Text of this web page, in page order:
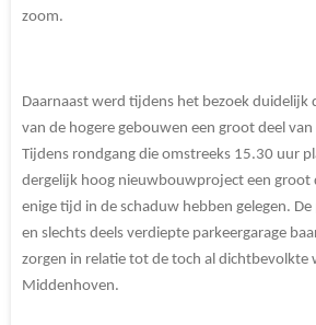
zoom.
Daarnaast werd tijdens het bezoek duidelijk
van de hogere gebouwen een groot deel
Tijdens rondgang die omstreeks 15.30 uur
dergelijk hoog nieuwbouwproject een groot
enige tijd in de schaduw hebben gelegen.
en slechts deels verdiepte parkeergarage
zorgen in relatie tot de toch al dichtbevolkte
Middenhoven.